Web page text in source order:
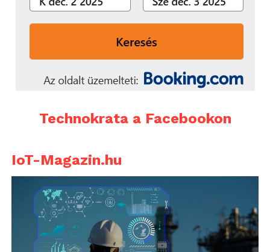
Technokrata a Facebookon
IoT-Magazin.hu